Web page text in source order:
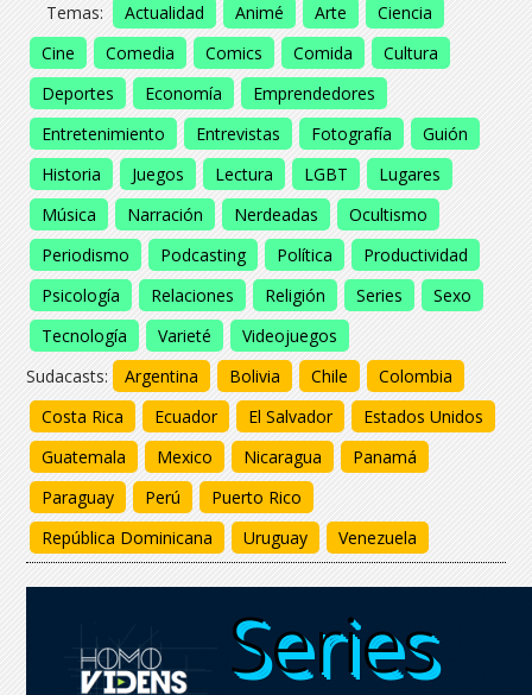
Temas: Actualidad Animé Arte
Ciencia
Cine
Comedia Comics Comida
Cultura
Deportes
Economía
Emprendedores
Entretenimiento
Entrevistas Fotografía
Guión
Historia
Juegos Lectura LGBT
Lugares
Música
Narración Nerdeadas
Ocultismo
Periodismo
Podcasting Política
Productividad
Psicología
Relaciones Religión Series
Sexo
Tecnología
Varieté
Videojuegos
Sudacasts:
Argentina Bolivia Chile
Colombia
Costa Rica
Ecuador El Salvador
Estados Unidos
Guatemala
Mexico Nicaragua
Panamá
Paraguay
Perú
Puerto Rico
República Dominicana
Uruguay Venezuela
Series
Series
Series
Series